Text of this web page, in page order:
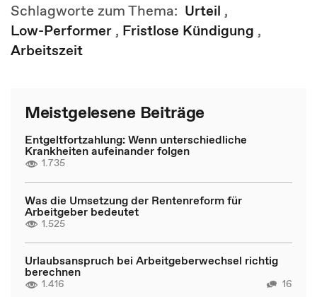
Schlagworte zum Thema: Urteil ,
Low-Performer , Fristlose Kündigung ,
Arbeitszeit
Meistgelesene Beiträge
Entgeltfortzahlung: Wenn unterschiedliche
Krankheiten aufeinander folgen
1.735
Was die Umsetzung der Rentenreform für
Arbeitgeber bedeutet
1.525
Urlaubsanspruch bei Arbeitgeberwechsel richtig
berechnen
1.416 16